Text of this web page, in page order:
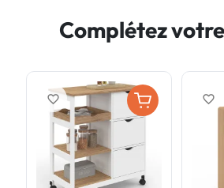
Complétez
favorite_border favorite_border